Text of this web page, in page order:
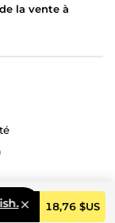
18,76 $US
la vente à